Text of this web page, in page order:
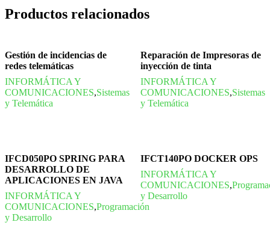
Productos relacionados
Gestión de incidencias de
redes telemáticas
INFORMÁTICA Y
COMUNICACIONES,Sistemas
y Telemática
Reparación de Impresoras de
inyección de tinta
INFORMÁTICA Y
COMUNICACIONES,Sistemas
y Telemática
IFCD050PO SPRING PARA
DESARROLLO DE
APLICACIONES EN JAVA
INFORMÁTICA Y
COMUNICACIONES,Programación
y Desarrollo
IFCT140PO DOCKER OPS
INFORMÁTICA Y
COMUNICACIONES,
y Desarrollo